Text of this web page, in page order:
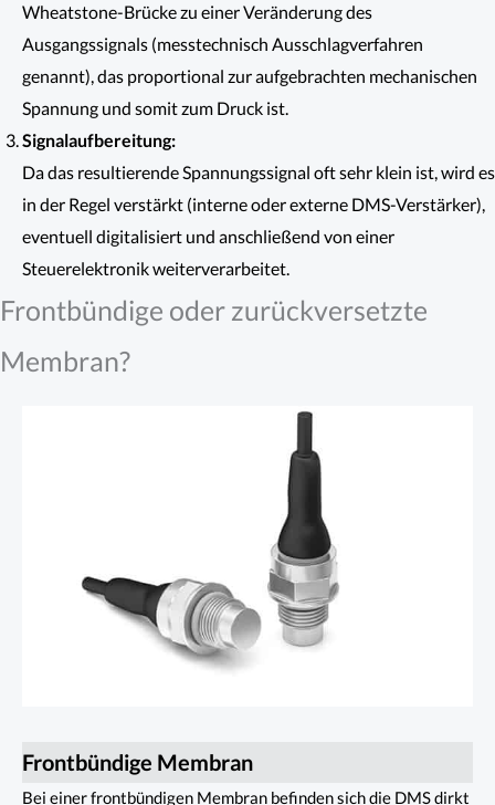
Wheatstone-Brücke zu einer Veränderung des
Ausgangssignals (messtechnisch Ausschlagverfahren
genannt), das proportional zur aufgebrachten mechanischen
Spannung und somit zum Druck ist.
Signalaufbereitung:
Da das resultierende Spannungssignal oft sehr klein ist, wird es
in der Regel verstärkt (interne oder externe DMS-Verstärker),
eventuell digitalisiert und anschließend von einer
Steuerelektronik weiterverarbeitet.
Frontbündige oder zurückversetzte
Membran?
Frontbündige Membran
Bei einer frontbündigen Membran befinden sich die DMS dirkt